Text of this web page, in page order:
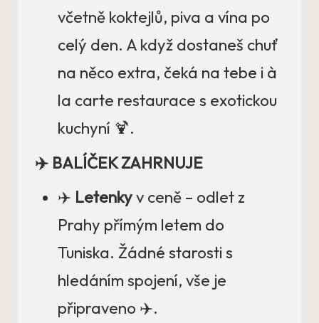
včetně koktejlů, piva a vína po
celý den. A když dostaneš chuť
na něco extra, čeká na tebe i à
la carte restaurace s exotickou
kuchyní 🍹.
✈️ BALÍČEK ZAHRNUJE
✈️ Letenkyv ceně – odlet z
Prahy přímým letem do
Tuniska. Žádné starosti s
hledáním spojení, vše je
připraveno ✈️.